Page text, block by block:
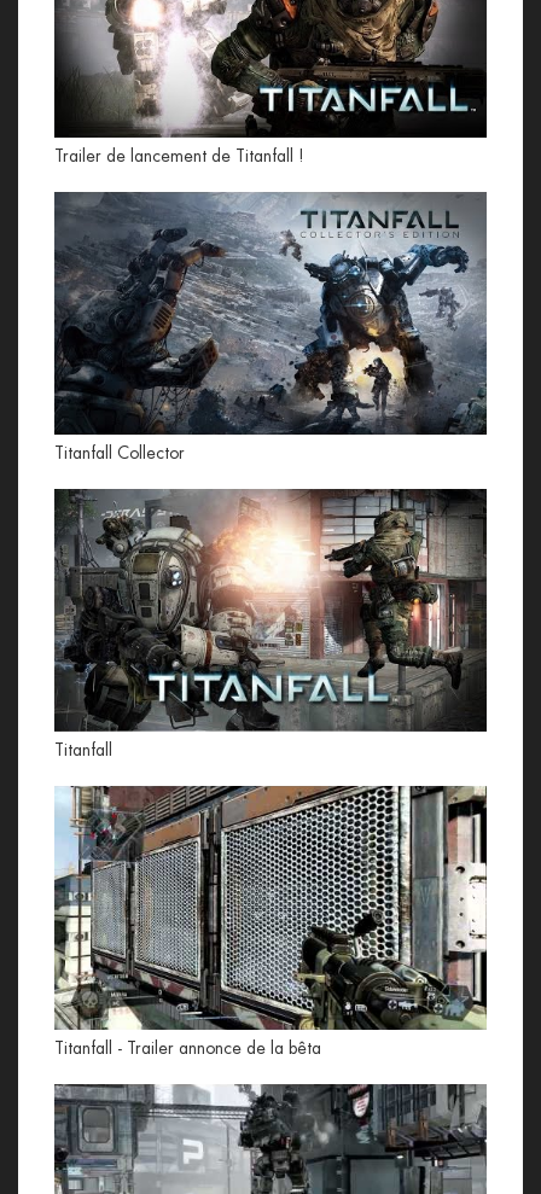
Trailer de lancement de Titanfall !
Titanfall Collector
Titanfall
Titanfall - Trailer annonce de la bêta